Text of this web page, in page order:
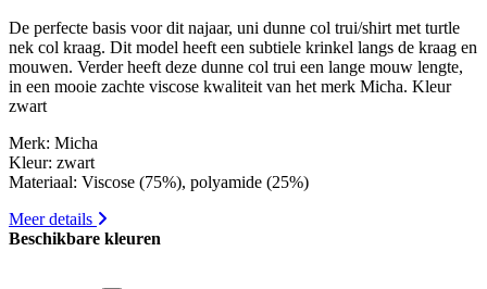
De perfecte basis voor dit najaar, uni dunne col trui/shirt met turtle
nek col kraag. Dit model heeft een subtiele krinkel langs de kraag en
mouwen. Verder heeft deze dunne col trui een lange mouw lengte,
in een mooie zachte viscose kwaliteit van het merk Micha. Kleur
zwart
Merk: Micha
Kleur: zwart
Materiaal: Viscose (75%), polyamide (25%)
Meer details
Beschikbare kleuren